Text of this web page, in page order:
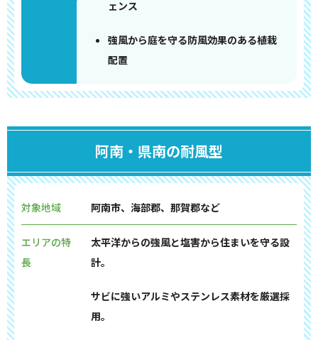
ェンス
強風から庭を守る防風効果のある植栽
配置
阿南・県南の耐風型
対象地域 阿南市、海部郡、那賀郡など
エリアの特
長
太平洋からの強風と塩害から住まいを守る設
計。
サビに強いアルミやステンレス素材を厳選採
用。